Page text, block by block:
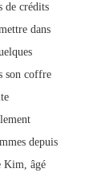
de crédits
dans
son coffre
depuis
Kim, âgé